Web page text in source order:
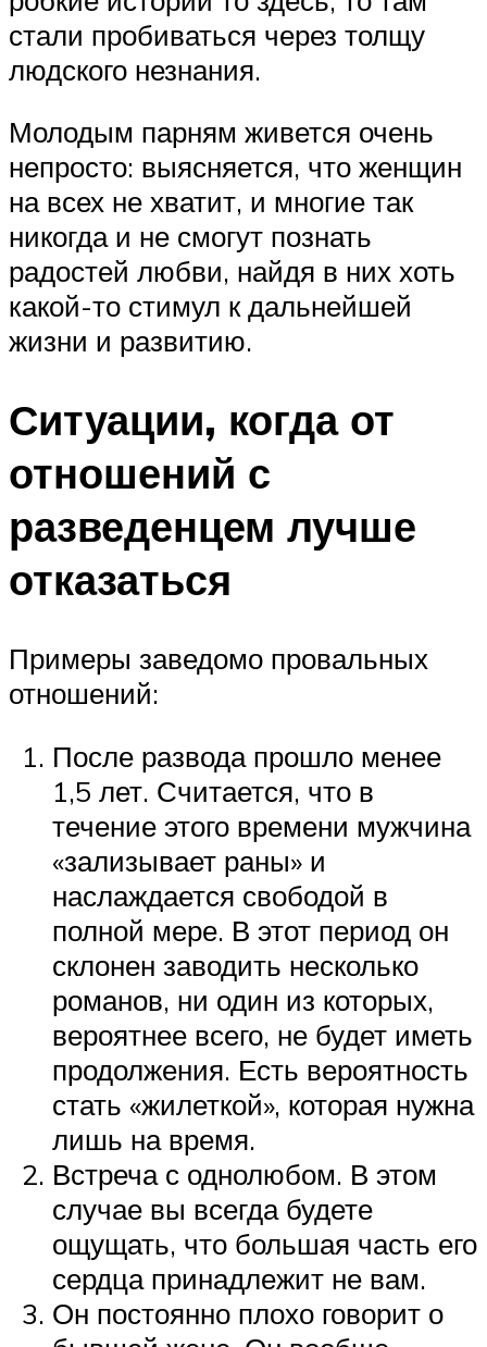
стали пробиваться через толщу
людского незнания.
Молодым парням живется очень
непросто: выясняется, что женщин
на всех не хватит, и многие так
никогда и не смогут познать
радостей любви, найдя в них хоть
какой-то стимул к дальнейшей
жизни и развитию.
Ситуации, когда от
отношений с
разведенцем лучше
отказаться
Примеры заведомо провальных
отношений:
После развода прошло менее
1,5 лет. Считается, что в
течение этого времени мужчина
«зализывает раны» и
наслаждается свободой в
полной мере. В этот период он
склонен заводить несколько
романов, ни один из которых,
вероятнее всего, не будет иметь
продолжения. Есть вероятность
стать «жилеткой», которая нужна
лишь на время.
Встреча с однолюбом. В этом
случае вы всегда будете
ощущать, что большая часть его
сердца принадлежит не вам.
Он постоянно плохо говорит о